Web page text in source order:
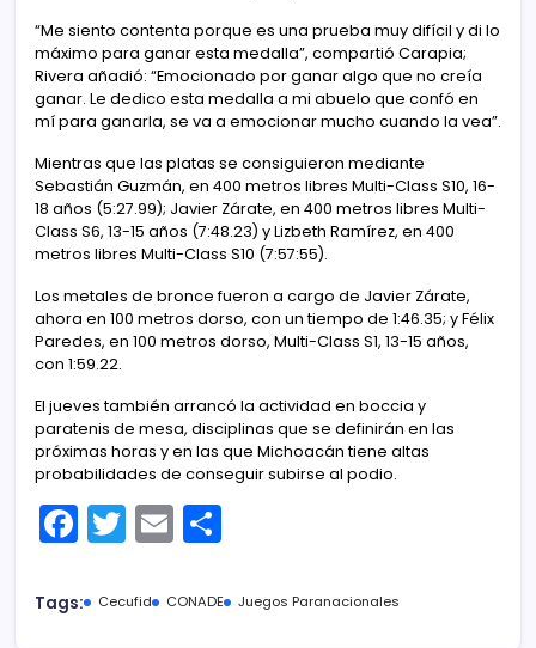
“Me siento contenta porque es una prueba muy difícil y di lo
máximo para ganar esta medalla”, compartió Carapia;
Rivera añadió: “Emocionado por ganar algo que no creía
ganar. Le dedico esta medalla a mi abuelo que confó en
mí para ganarla, se va a emocionar mucho cuando la vea”.
Mientras que las platas se consiguieron mediante
Sebastián Guzmán, en 400 metros libres Multi-Class S10, 16-
18 años (5:27.99); Javier Zárate, en 400 metros libres Multi-
Class S6, 13-15 años (7:48.23) y Lizbeth Ramírez, en 400
metros libres Multi-Class S10 (7:57:55).
Los metales de bronce fueron a cargo de Javier Zárate,
ahora en 100 metros dorso, con un tiempo de 1:46.35; y Félix
Paredes, en 100 metros dorso, Multi-Class S1, 13-15 años,
con 1:59.22.
El jueves también arrancó la actividad en boccia y
paratenis de mesa, disciplinas que se definirán en las
próximas horas y en las que Michoacán tiene altas
probabilidades de conseguir subirse al podio.
F
a
c
T
w
itt
E
m
ai m
Tags: Cecufid CONADE Juegos Paranacionales